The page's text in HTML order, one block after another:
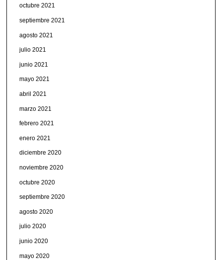
octubre 2021
septiembre 2021
agosto 2021
julio 2021
junio 2021
mayo 2021
abril 2021
marzo 2021
febrero 2021
enero 2021
diciembre 2020
noviembre 2020
octubre 2020
septiembre 2020
agosto 2020
julio 2020
junio 2020
mayo 2020